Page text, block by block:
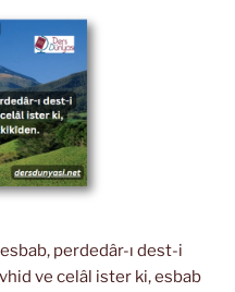
perdedâr-ı dest-i
ve celâl ister ki, esbab